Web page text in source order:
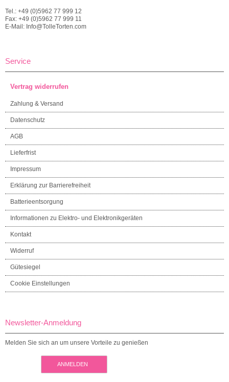
Tel.: +49 (0)5962 77 999 12
Fax: +49 (0)5962 77 999 11
E-Mail: Info@TolleTorten.com
Service
Vertrag widerrufen
Zahlung & Versand
Datenschutz
AGB
Lieferfrist
Impressum
Erklärung zur Barrierefreiheit
Batterieentsorgung
Informationen zu Elektro- und Elektronikgeräten
Kontakt
Widerruf
Gütesiegel
Cookie Einstellungen
Newsletter-Anmeldung
Melden Sie sich an um unsere Vorteile zu genießen
ANMELDEN